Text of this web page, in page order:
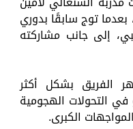
بعدما توج سابقًا بدوري
إلى جانب مشاركته
الفريق بشكل أكثر
في التحولات الهجومية
الكبرى.